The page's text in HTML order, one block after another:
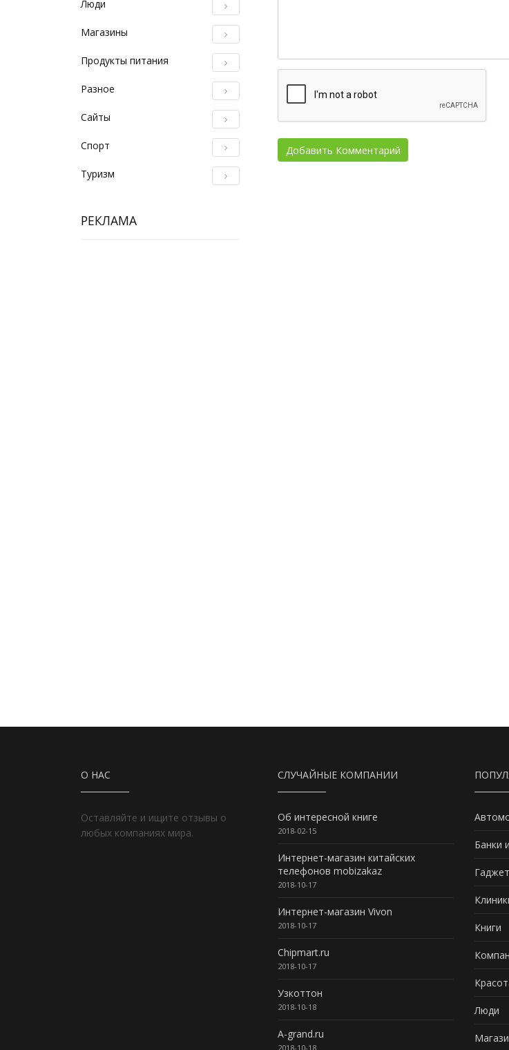
Люди
Магазины
Продукты питания
Разное
Сайты
Спорт
Туризм
РЕКЛАМА
О НАС
Оставляйте и ищите отзывы о
любых компаниях мира.
СЛУЧАЙНЫЕ КОМПАНИИ
Об интересной книге
2018-02-15
Интернет-магазин китайских
телефонов mobizakaz
2018-10-17
Интернет-магазин Vivon
2018-10-17
Chipmart.ru
2018-10-17
Узкоттон
2018-10-18
A-grand.ru
2018-10-18
Банки
Книги
Люди